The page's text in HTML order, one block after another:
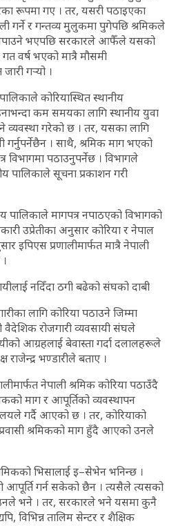
रूपमा गए । तर, यसरी पठाइएका
गर्ने र गन्तव्य मुलुकमा पुगेपछि श्रमिकले
नपाउने भएपछि सरकारले आफैँले यसको
वर्ष भएको मात्रै मौसमी
गर्‍यो ।
कोरियास्थित स्थानीय
कम समयका लागि स्थानीय युवा
गरेको छ । तर, यसका लागि
। साथै, श्रमिक माग भएको
विभागमा पठाउनुपर्नेछ । विभागले
पालिकाले सूचना प्रकाशन गरी
मागपत्र नपाठएको विभागको
उप्रेतीका अनुसार कोरिया र नेपाल
इपिएस प्रणालीमार्फत मात्रै नेपाली
नदिँदा ठगी बढेको संघको दाबी
लागि कोरिया पठाउने जिम्मा
वैदेशिक रोजगारी व्यवसायी संघले
आग्रहलाई बेवास्ता गर्दा दलालहरूले
भण्डारीले बताए ।
नेपाली श्रमिक कोरिया पठाउँदै
माग र आपूर्तिको व्यवस्थापन
गर्दै आएको छ । तर, कोरियाको
श्रमिकको माग हुँदै आएको उनले
भिसालाई इ–सेभेन भनिन्छ ।
आपूर्ति गर्न सकेको छैन । त्यसैले त्यसको
उनले भने । तर, सरकारले भने यसमा कुनै
विभिन्न तालिम सेन्टर र शैक्षिक